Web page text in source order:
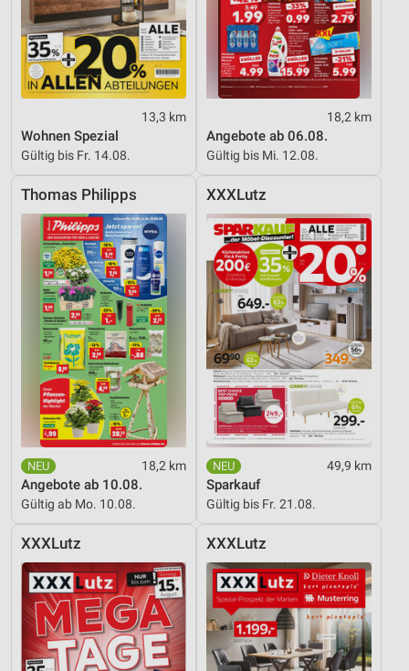
13,3 km
Wohnen Spezial
Gültig bis Fr. 14.08.
18,2 km
Angebote ab 06.08.
Gültig bis Mi. 12.08.
Thomas Philipps
18,2 km
Angebote ab 10.08.
Gültig ab Mo. 10.08.
XXXLutz
49,9 km
Sparkauf
Gültig bis Fr. 21.08.
XXXLutz XXXLutz